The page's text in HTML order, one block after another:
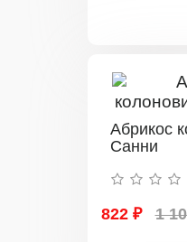
Абрикос
Санни
822 ₽ 1